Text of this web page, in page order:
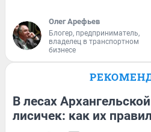
Олег Арефьев
Блогер, предприниматель,
владелец в транспортном
бизнесе
В лесах
лисичек: как их